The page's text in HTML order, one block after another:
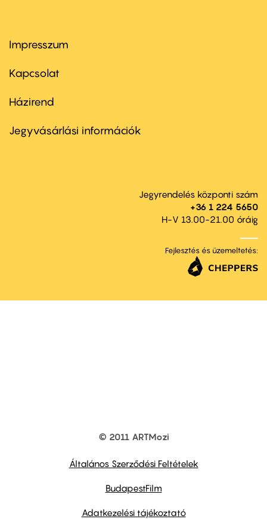
Footer
first
Impresszum
Kapcsolat
Footer
second
Házirend
Jegyvásárlási információk
Jegyrendelés központi szám
+36 1 224 5650
H-V 13.00-21.00 óráig
Fejlesztés és üzemeltetés:
© 2011 ARTMozi
Általános Szerződési Feltételek
BudapestFilm
Adatkezelési tájékoztató